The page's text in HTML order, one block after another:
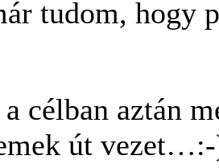
tudom, hogy
célban aztán
út vezet…